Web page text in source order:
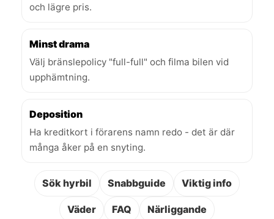
och lägre pris.
Minst drama
Välj bränslepolicy "full-full" och filma bilen vid
upphämtning.
Deposition
Ha kreditkort i förarens namn redo - det är där
många åker på en snyting.
Sök hyrbil Snabbguide Viktig info
Väder FAQ Närliggande